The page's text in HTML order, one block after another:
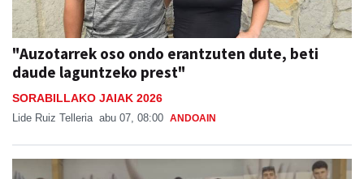
"Auzotarrek oso ondo erantzuten dute, beti
daude laguntzeko prest"
SORABILLAKO JAIAK 2026
Lide Ruiz Telleria abu 07, 08:00 ANDOAIN